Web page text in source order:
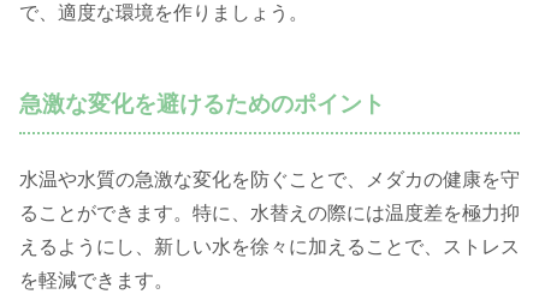
で、適度な環境を作りましょう。
急激な変化を避けるためのポイント
水温や水質の急激な変化を防ぐことで、メダカの健康を守
ることができます。特に、水替えの際には温度差を極力抑
えるようにし、新しい水を徐々に加えることで、ストレス
を軽減できます。